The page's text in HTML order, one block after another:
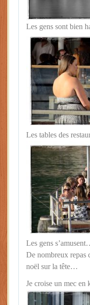
Les gens sont bien
Les tables des
Les gens
De nombreux repas
noël sur la tête…
Je croise un mec